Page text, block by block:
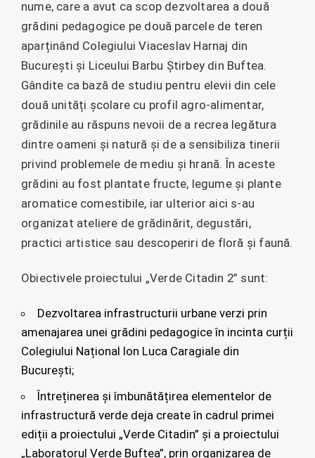
nume, care a avut ca scop dezvoltarea a două
grădini pedagogice pe două parcele de teren
aparținând Colegiului Viaceslav Harnaj din
București și Liceului Barbu Știrbey din Buftea.
Gândite ca bază de studiu pentru elevii din cele
două unități școlare cu profil agro-alimentar,
grădinile au răspuns nevoii de a recrea legătura
dintre oameni și natură și de a sensibiliza tinerii
privind problemele de mediu și hrană. În aceste
grădini au fost plantate fructe, legume și plante
aromatice comestibile, iar ulterior aici s-au
organizat ateliere de grădinărit, degustări,
practici artistice sau descoperiri de floră și faună.
Obiectivele proiectului „Verde Citadin 2” sunt:
Dezvoltarea infrastructurii urbane verzi prin
amenajarea unei grădini pedagogice în incinta curții
Colegiului Național Ion Luca Caragiale din
București;
Întreținerea și îmbunătățirea elementelor de
infrastructură verde deja create în cadrul primei
ediții a proiectului „Verde Citadin” și a proiectului
„Laboratorul Verde Buftea”, prin organizarea de